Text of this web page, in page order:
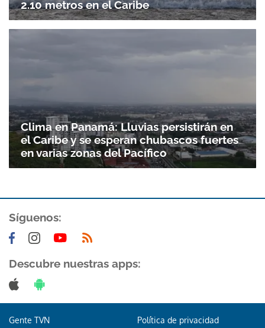
Gracias por suscribirte a nuestro boletín.
2.10 metros en el Caribe
Clima en Panamá: Lluvias persistirán en
el Caribe y se esperan chubascos fuertes
en varias zonas del Pacífico
Síguenos:
Descubre nuestras apps:
Gente TVN Política de privacidad